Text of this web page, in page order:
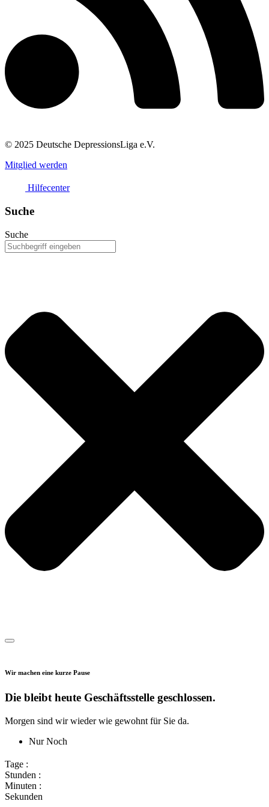
© 2025 Deutsche DepressionsLiga e.V.
Mitglied werden
Hilfecenter
Suche
Suche
Wir machen eine kurze Pause
Die bleibt heute Geschäftsstelle geschlossen.
Morgen sind wir wieder wie gewohnt für Sie da.
Nur Noch
Tage :
Stunden :
Minuten :
Sekunden